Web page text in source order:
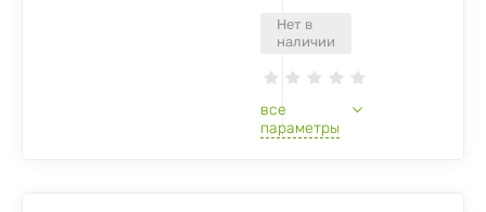
Нет в
наличии
все
параметры